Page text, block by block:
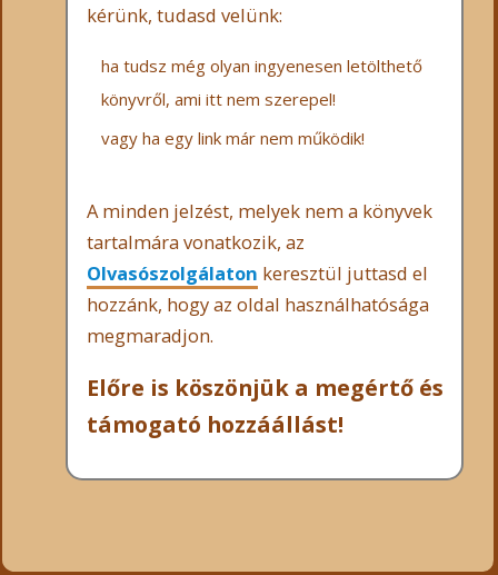
kérünk, tudasd velünk:
ha tudsz még olyan ingyenesen letölthető
könyvről, ami itt nem szerepel!
vagy ha egy link már nem működik!
A minden jelzést, melyek nem a könyvek
tartalmára vonatkozik, az
Olvasószolgálaton keresztül juttasd el
hozzánk, hogy az oldal használhatósága
megmaradjon.
Előre is köszönjük a megértő és
támogató hozzáállást!